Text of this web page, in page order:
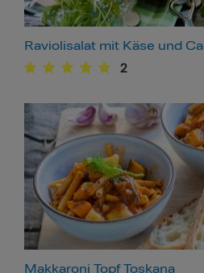
Raviolisalat mit Käse und
2
Makkaroni Topf Toskana